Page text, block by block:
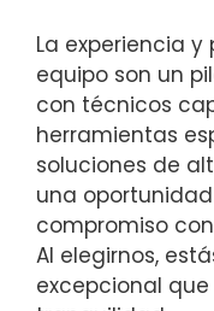
La experiencia
equipo son un
con técnicos
herramientas
soluciones de
una
compromiso
Al elegirnos,
excepcional